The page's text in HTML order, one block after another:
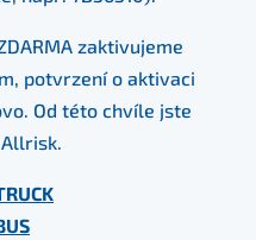
zaktivujeme
potvrzení o aktivaci
Od této chvíle jste